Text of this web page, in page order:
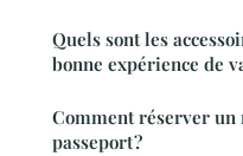
Quels sont les
bonne expérience de
Comment réserver un
passeport ?